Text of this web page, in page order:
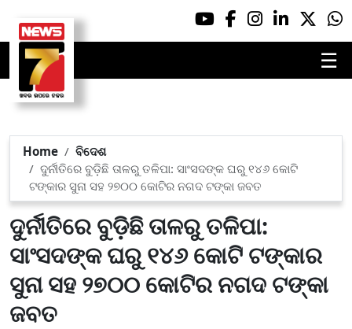
☰
Home
ବିଦେଶ
ଦୁର୍ନୀତିରେ ବୁଡ଼ିଛି ତାଳରୁ ତଳିପା: ସାଂସଦଙ୍କ ଘରୁ ୧୪୬ କୋଟି
ଟଙ୍କାର ସୁନା ସହ ୨୭୦୦ କୋଟିର ନଗଦ ଟଙ୍କା ଜବତ
ଦୁର୍ନୀତିରେ ବୁଡ଼ିଛି ତାଳରୁ ତଳିପା:
ସାଂସଦଙ୍କ ଘରୁ ୧୪୬ କୋଟି ଟଙ୍କାର
ସୁନା ସହ ୨୭୦୦ କୋଟିର ନଗଦ ଟଙ୍କା
ଜବତ